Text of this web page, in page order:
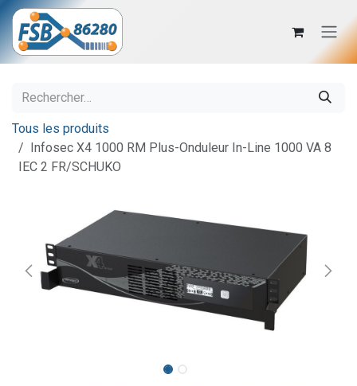
Se rendre au contenu
Tous les produits
Infosec X4 1000 RM Plus-Onduleur In-Line 1000 VA 8
IEC 2 FR/SCHUKO